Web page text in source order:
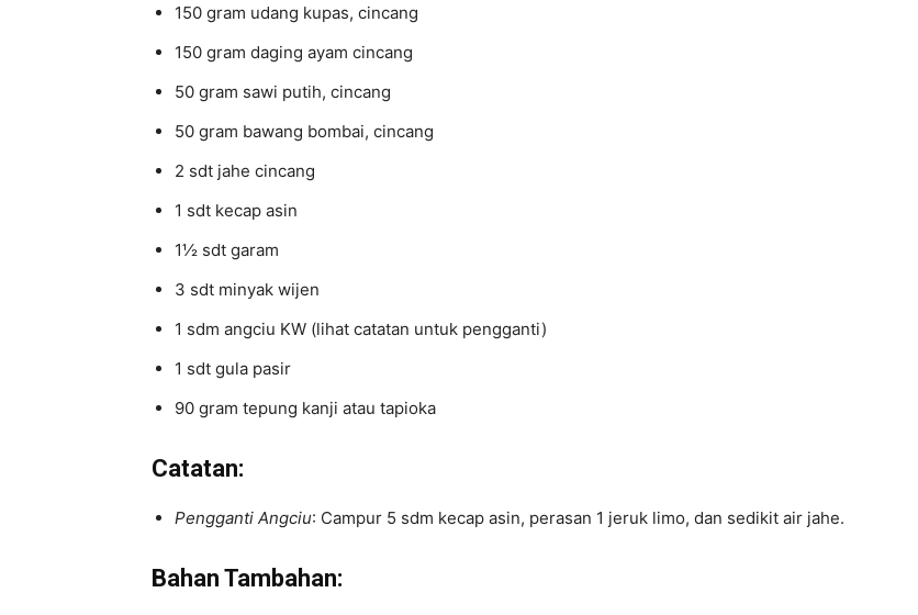
150 gram udang kupas, cincang
150 gram daging ayam cincang
50 gram sawi putih, cincang
50 gram bawang bombai, cincang
2 sdt jahe cincang
1 sdt kecap asin
1½ sdt garam
3 sdt minyak wijen
1 sdm angciu KW (lihat catatan untuk pengganti)
1 sdt gula pasir
90 gram tepung kanji atau tapioka
Catatan:
Pengganti Angciu: Campur 5 sdm kecap asin, perasan 1 jeruk limo, dan sedikit air jahe.
Bahan Tambahan: